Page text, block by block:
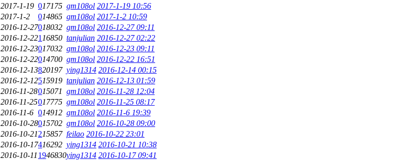
2017-1-19 017175 gm108ol 2017-1-19 10:56
2017-1-2 014865 gm108ol 2017-1-2 10:59
2016-12-27018032 gm108ol 2016-12-27 09:11
2016-12-221 16850 tanjulian 2016-12-27 02:22
2016-12-23017032 gm108ol 2016-12-23 09:11
2016-12-22014700 gm108ol 2016-12-22 16:51
2016-12-13820197 ying1314 2016-12-14 00:15
2016-12-12515919 tanjulian 2016-12-13 01:59
2016-11-28015071 gm108ol 2016-11-28 12:04
2016-11-25017775 gm108ol 2016-11-25 08:17
2016-11-6 014912 gm108ol 2016-11-6 19:39
2016-10-28015702 gm108ol 2016-10-28 09:00
2016-10-21215857 feilao 2016-10-22 23:01
2016-10-17416292 ying1314 2016-10-21 10:38
2016-10-11 1946830ying1314 2016-10-17 09:41